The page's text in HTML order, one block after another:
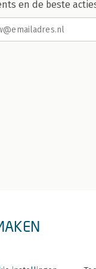
en de beste